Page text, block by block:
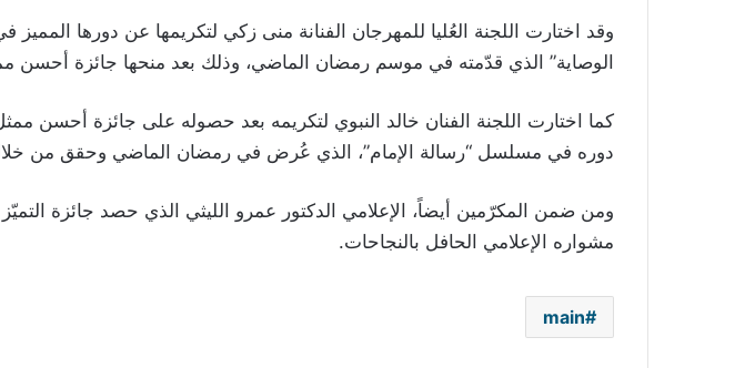
وقد اختارت اللجنة العُليا للمهرجان الفنانة منى زكي لتكريمها عن دورها
الوصاية” الذي قدّمته في موسم رمضان الماضي، وذلك بعد منحها جائزة أحسن
كما اختارت اللجنة الفنان خالد النبوي لتكريمه بعد حصوله على جائزة أحسن
دوره في مسلسل “رسالة الإمام”، الذي عُرض في رمضان الماضي وحقق من
ومن ضمن المكرّمين أيضاً، الإعلامي الدكتور عمرو الليثي الذي حصد جائزة
مشواره الإعلامي الحافل بالنجاحات.
main